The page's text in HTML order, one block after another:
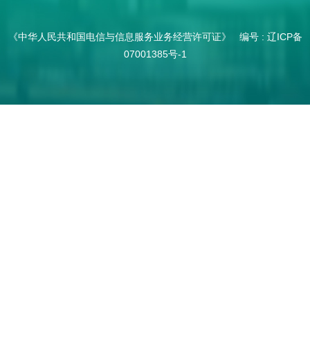
《中华人民共和国电信与信息服务业务经营许可证》 编号 : 辽ICP备
07001385号-1